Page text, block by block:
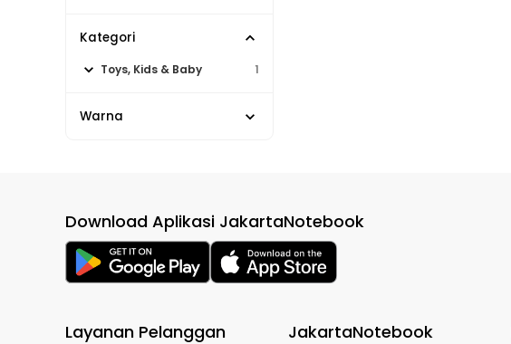
Kategori
Toys, Kids & Baby 1
Warna
Download Aplikasi JakartaNotebook
Layanan Pelanggan JakartaNotebook